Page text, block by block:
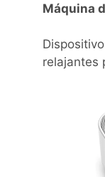
Máquina
relajantes